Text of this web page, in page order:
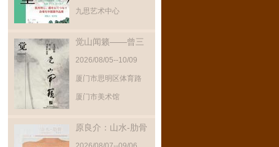
11 1 階‌
九思艺术中心
觉山闻籁——曾三
2026/08/05--10/09
厦门市思明区体育路
95号
厦门市美术馆
原良介：山水-肋骨